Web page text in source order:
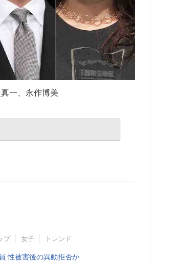
一、永作博美
プ 女子 トレンド
性被害後の異動拒否か